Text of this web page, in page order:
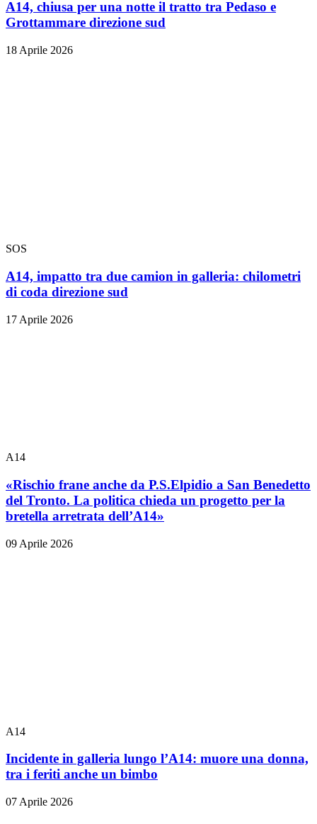
A14, chiusa per una notte il tratto tra Pedaso e
Grottammare direzione sud
18 Aprile 2026
SOS
A14, impatto tra due camion in galleria: chilometri
di coda direzione sud
17 Aprile 2026
A14
«Rischio frane anche da P.S.Elpidio a San Benedetto
del Tronto. La politica chieda un progetto per la
bretella arretrata dell’A14»
09 Aprile 2026
A14
Incidente in galleria lungo l’A14: muore una donna,
tra i feriti anche un bimbo
07 Aprile 2026